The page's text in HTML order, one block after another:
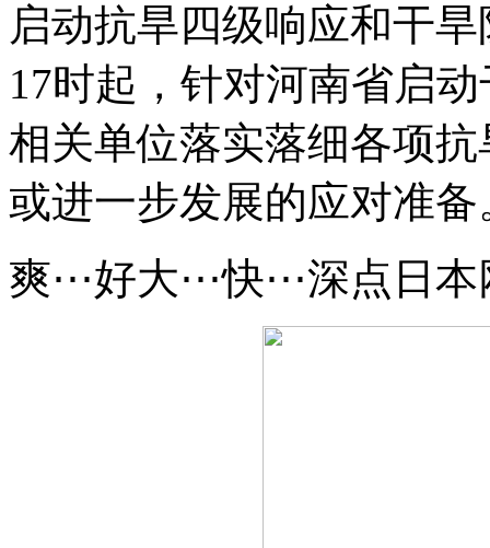
启动抗旱四级响应和干
17时起，针对河南省启
相关单位落实落细各项
或进一步发展的应对准备
爽⋯好大⋯快⋯深点